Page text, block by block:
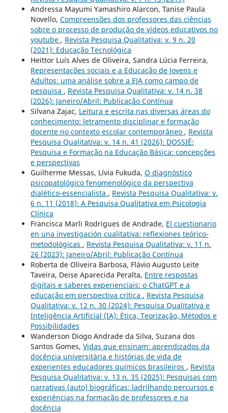
Andressa Mayumi Yamashiro Alarcon, Tanise Paula
Novello, Compreensões dos professores das ciências
sobre o processo de produção de vídeos educativos no
youtube , Revista Pesquisa Qualitativa: v. 9 n. 20
(2021): Educação Tecnológica
Heittor Luís Alves de Oliveira, Sandra Lúcia Ferreira,
Representações sociais e a Educação de Jovens e
Adultos: uma análise sobre a EJA como campo de
pesquisa , Revista Pesquisa Qualitativa: v. 14 n. 38
(2026): Janeiro/Abril: Publicação Contínua
Silvana Zajac, Leitura e escrita nas diversas áreas do
conhecimento: letramento disciplinar e formação
docente no contexto escolar contemporâneo , Revista
Pesquisa Qualitativa: v. 14 n. 41 (2026): DOSSIÊ:
Pesquisa e Formação na Educação Básica: concepções
e perspectivas
Guilherme Messas, Lívia Fukuda, O diagnóstico
psicopatológico fenomenológico da perspectiva
dialético-essencialista , Revista Pesquisa Qualitativa: v.
6 n. 11 (2018): A Pesquisa Qualitativa em Psicologia
Clí­nica
Francisca Marli Rodrigues de Andrade, El cuestionario
en una investigación cualitativa: reflexiones teórico-
metodológicas , Revista Pesquisa Qualitativa: v. 11 n.
26 (2023): Janeiro/Abril: Publicação Contínua
Roberta de Oliveira Barbosa, Flávio Augusto Leite
Taveira, Deise Aparecida Peralta, Entre respostas
digitais e saberes experienciais: o ChatGPT e a
educação em perspectiva crítica , Revista Pesquisa
Qualitativa: v. 12 n. 30 (2024): Pesquisa Qualitativa e
Inteligência Artificial (IA): Ética, Teorização, Métodos e
Possibilidades
Wanderson Diogo Andrade da Silva, Suzana dos
Santos Gomes, Vidas que ensinam: aprendizados da
docência universitária e histórias de vida de
experientes educadores químicos brasileiros , Revista
Pesquisa Qualitativa: v. 13 n. 35 (2025): Pesquisas com
narrativas (auto) biográficas: ladrilhando percursos e
experiências na formação de professores e na
docência